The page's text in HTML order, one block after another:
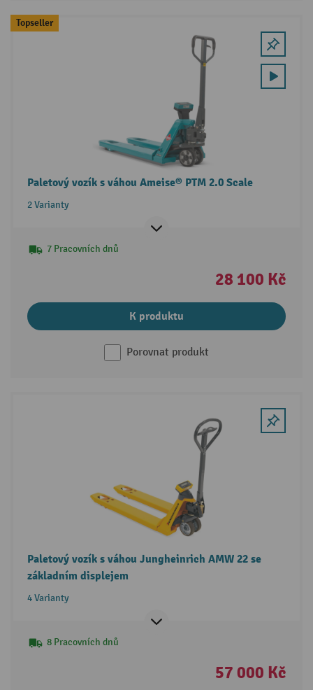
Topseller
Paletový vozík s váhou Ameise® PTM 2.0 Scale
2 Varianty
7 Pracovních dnů
28 100 Kč
K produktu
Porovnat produkt
Paletový vozík s váhou Jungheinrich AMW 22 se
základním displejem
4 Varianty
8 Pracovních dnů
57 000 Kč